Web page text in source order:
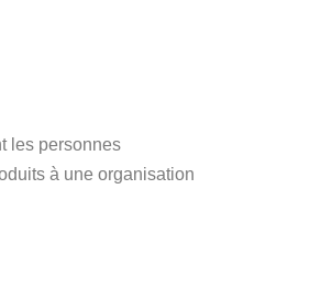
les personnes
à une organisation